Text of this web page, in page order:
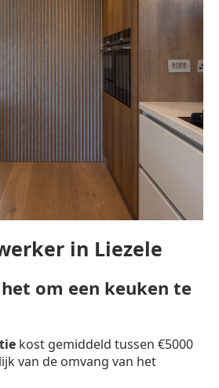
in Liezele
om een keuken te
kost gemiddeld tussen €5000
van de omvang van het